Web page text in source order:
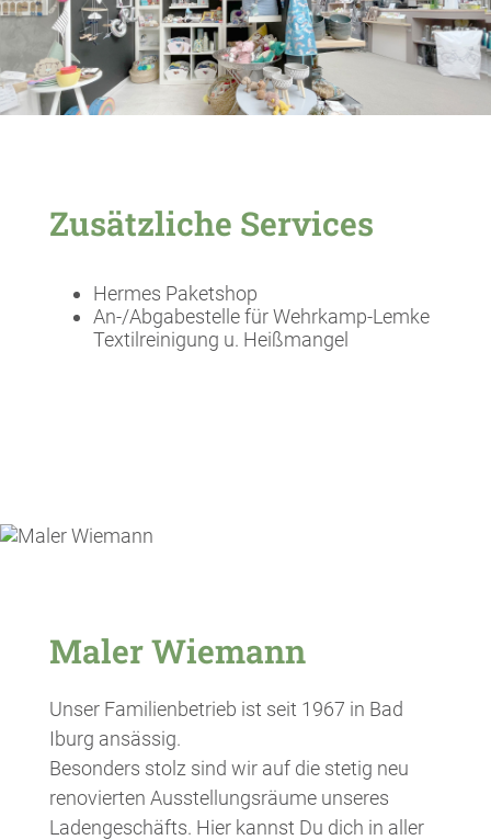
Zusätzliche Services
Hermes Paketshop
An-/Abgabestelle für Wehrkamp-Lemke
Textilreinigung u. Heißmangel
Maler Wiemann
Unser Familienbetrieb ist seit 1967 in Bad
Iburg ansässig.
Besonders stolz sind wir auf die stetig neu
renovierten Ausstellungsräume unseres
Ladengeschäfts. Hier kannst Du dich in aller